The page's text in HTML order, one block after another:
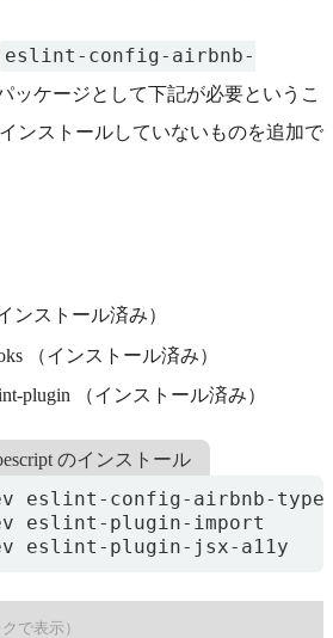
eslint-config-airbnb-
ッケージとして下記が必要というこ
ンストールしていないものを追加で
ンストール済み）
（インストール済み）
plugin （インストール済み）
のインストール
eslint-plugin-jsx-a11y